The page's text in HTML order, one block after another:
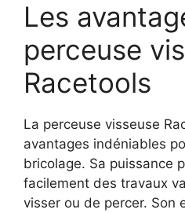
Les
perceuse
Racetools
La perceuse visseuse
avantages indéniables
bricolage. Sa puissance
facilement des travaux
visser ou de percer. Son